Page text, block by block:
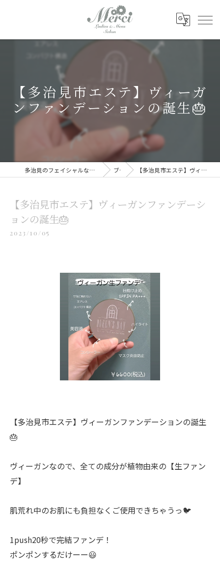
【多治見市エステ】ヴィーガ
ンファンデーションの誕生🎂
多治見のフェイシャルならレディース&メンズサロン Merci ブログ 【多治見市エステ】ヴィーガンファンデーションの誕生🎂
【多治見市エステ】ヴィーガンファンデーシ
ョンの誕生🎂
2023/10/05
【多治見市エステ】ヴィーガンファンデーションの誕生
🎂
ヴィーガンなので、全ての成分が植物由来の【生ファン
デ】
肌荒れ中のお肌にも負担なくご使用できちゃうっ🐦️
1push20秒で完結ファンデ！
ポンポンするだけーー😃